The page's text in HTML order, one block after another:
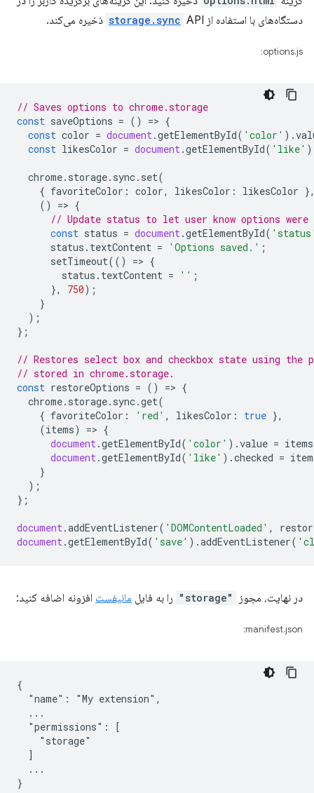
دستگاه‌های با استفاده از
storage.sync API ذخیره می‌کند.
options.js:
// Saves options to chrome.storage
const saveOptions = () => {
const color = document.getElementById( 'color' ).
const likesColor = document.getElementById( 'like'
chrome. storage. sync. set(
{ favoriteColor : color, likesColor : likesColor
()
=> {
// Update status to let user know options were
const status = document.getElementById(
status . textContent = 'Options saved.' ;
setTimeout(() => {
status . textContent = '' ;
},
750);
}
);
};
// Restores select box and checkbox state using the
// stored in chrome.storage.
const restoreOptions = () => {
chrome. storage. sync.get(
{ favoriteColor : 'red' , likesColor : true },
(items) => {
document.getElementById( 'color' ).value = items
document.getElementById( 'like' ).checked =
}
);
};
document.addEventListener( 'DOMContentLoaded' ,
document.getElementById( 'save' ).addEventListener(
در نهایت، مجوز "storage" را به فایل مانیفست افزونه اضافه کنید:
manifest.json:
{
  "name": "My extension",
  ...
  "permissions": [
    "storage"
  ]
  ...